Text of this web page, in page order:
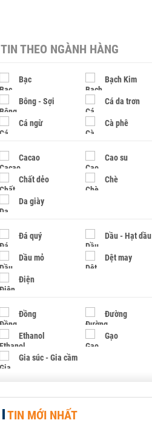
TIN THEO NGÀNH HÀNG
Bạc Bạch Kim
Bông - Sợi Cá da trơn
Cá ngừ Cà phê
Cacao Cao su
Chất dẻo Chè
Da giày
Đá quý Dầu - Hạt dầu
Dầu mỏ Dệt may
Điện
Đồng Đường
Ethanol Gạo
Gia súc - Gia cầm
Hạt điều
TIN MỚI NHẤT